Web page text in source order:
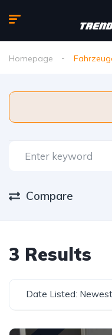
Homepage
Compare
3 Results
Date Listed: Newest